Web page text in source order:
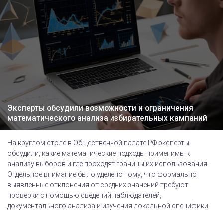
Эксперты обсудили возможности и ограничения
математического анализа избирательных кампаний
На круглом столе в Общественной палате РФ эксперты
обсудили, какие математические подходы применимы к
анализу выборов и где проходят границы их использования.
Отдельное внимание было уделено тому, что формально
выявленные отклонения от средних значений требуют
проверки с помощью сведений наблюдателей,
документального анализа и изучения локальной специфики.